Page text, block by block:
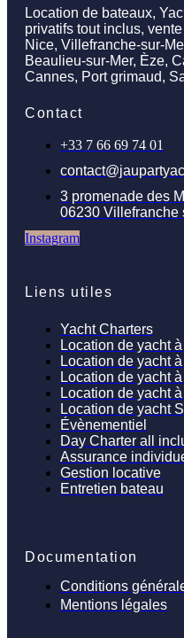
Location de bateaux,
privatifs tout inclus,
Nice, Villefranche-sur-
Beaulieu-sur-Mer, Èze,
Cannes, Port grimaud,
Contact
+33 7 66 69 74 01
3 promenade des
06230 Villefranche
Instagram
Liens utiles
Yacht Charters
Location de yacht
Location de yacht
Location de yacht
Location de yacht
Location de yacht
Évènementiel
Day Charter all
Assurance
Gestion locative
Entretien bateau
Documentation
Conditions
Mentions légales